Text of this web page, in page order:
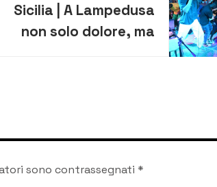
Sicilia | A Lampedusa
non solo dolore, ma
sono contrassegnati *